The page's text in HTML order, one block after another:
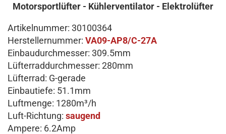
Motorsportlüfter - Kühlerventilator - Elektrolüfter
Artikelnummer: 30100364
Herstellernummer: VA09-AP8/C-27A
Einbaudurchmesser: 309.5mm
Lüfterraddurchmesser: 280mm
Lüfterrad: G-gerade
Einbautiefe: 51.1mm
Luftmenge: 1280m³/h
Luft-Richtung: saugend
Ampere: 6.2Amp